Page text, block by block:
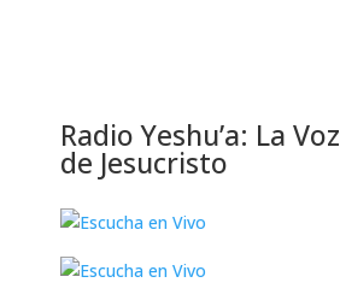
Radio Yeshu’a: La Voz
de Jesucristo